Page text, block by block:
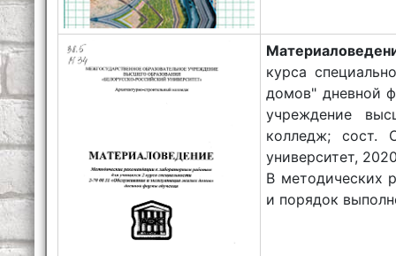
курса
домов" дневной
учреждение
колледж; сост.
университет,
В методических
и порядок